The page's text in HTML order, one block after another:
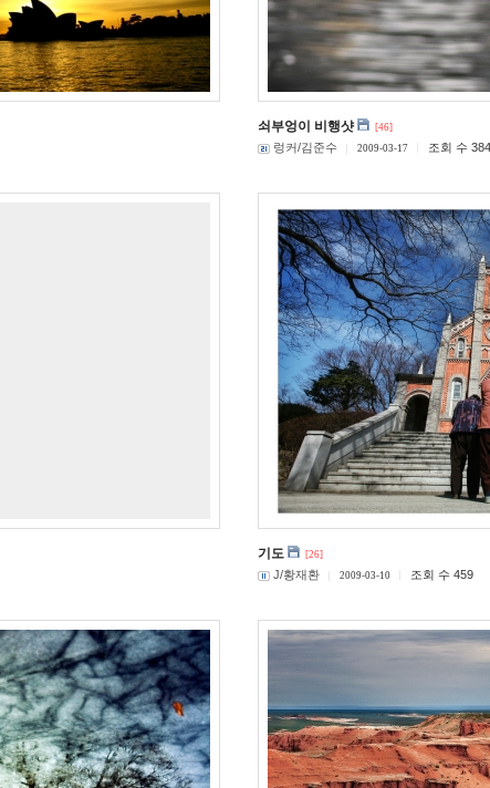
쇠부엉이 비행샷 [46]
렁커/김준수 2009-03-17 조회 수 384
기도 [26]
J/황재환 2009-03-10 조회 수 459